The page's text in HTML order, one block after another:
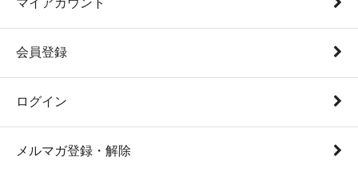
会員登録
ログイン
メルマガ登録・解除